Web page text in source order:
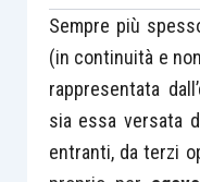
Sempre più
(in continuità e
rappresentata
sia essa versata
entranti, da terzi